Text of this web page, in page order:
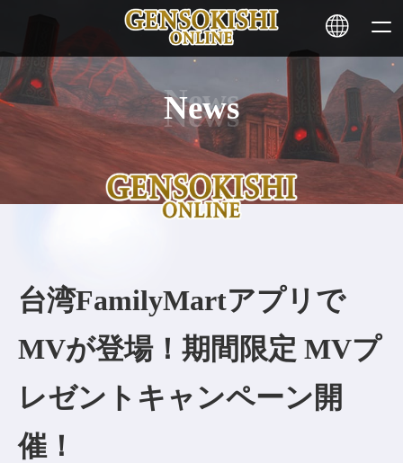
ニュース
ステーキング
その他
お問い合わせ
コミュニティ
News
台湾FamilyMartアプリで
MVが登場！期間限定 MVプ
レゼントキャンペーン開
催！